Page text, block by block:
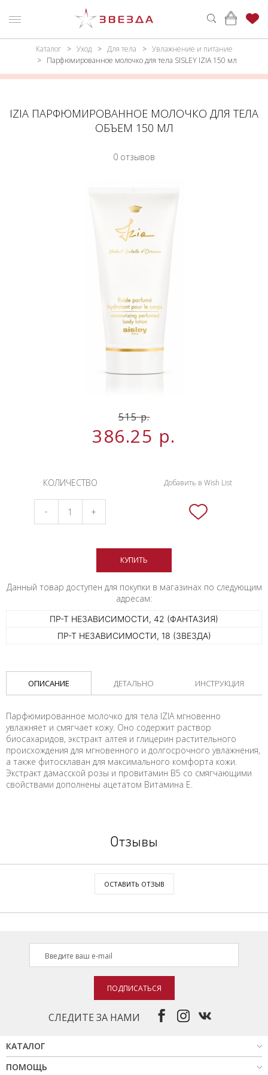
ВОЙТИ
Каталог
МАКИЯЖ
Каталог Уход Для тела
Увлажнение и питание
Парфюмированное молочко для тела SISLEY IZIA 150 мл
IZIA ПАРФЮМИРОВАННОЕ МОЛОЧКО ДЛЯ ТЕЛА
ОБЪЕМ 150 МЛ
0 отзывов
515 р.
386.25 р.
КОЛИЧЕСТВО
- +
КУПИТЬ
Добавить в Wish List
Данный товар доступен для покупки в магазинах по следующим
адресам:
ПР-Т НЕЗАВИСИМОСТИ, 42 (ФАНТАЗИЯ)
ПР-Т НЕЗАВИСИМОСТИ, 18 (ЗВЕЗДА)
ОПИСАНИЕ ДЕТАЛЬНО ИНСТРУКЦИЯ
Парфюмированное молочко для тела IZIA мгновенно
увлажняет и смягчает кожу. Оно содержит раствор
биосахаридов, экстракт алтея и глицерин растительного
происхождения для мгновенного и долгосрочного увлажнения,
а также фитосклаван для максимального комфорта кожи.
Экстракт дамасской розы и провитамин B5 со смягчающими
свойствами дополнены ацетатом Витамина E.
Отзывы
ОСТАВИТЬ ОТЗЫВ
СЛЕДИТЕ ЗА НАМИ
ПОДПИСАТЬСЯ
КАТАЛОГ
ПОМОЩЬ